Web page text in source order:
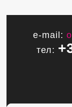
e-mail:
тел: